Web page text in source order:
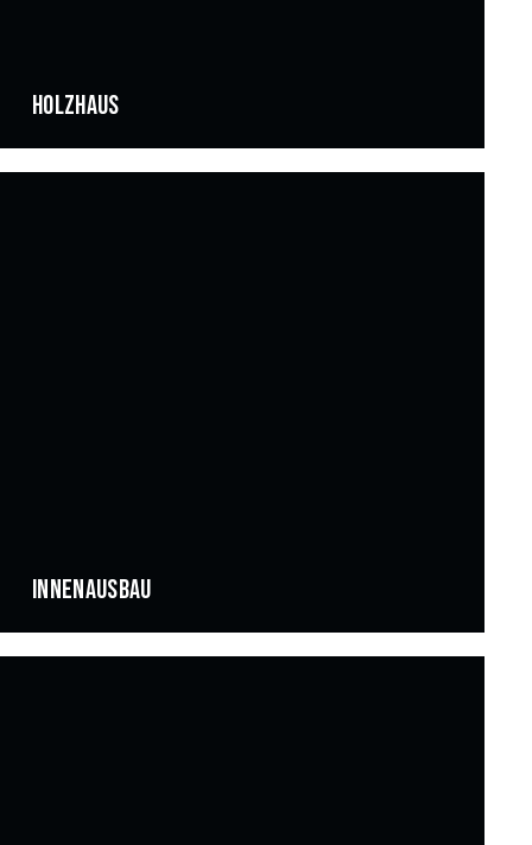
HOLZHAUS
INNENAUSBAU